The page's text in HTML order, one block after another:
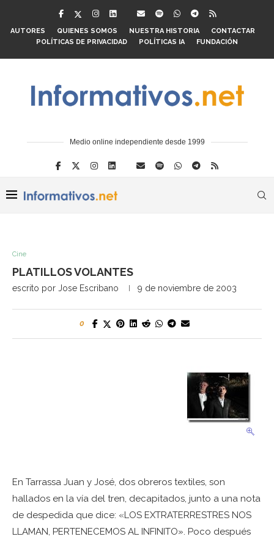
AUTORES QUIENES SOMOS NUESTRA HISTORIA
CONTACTAR
POLÍTICAS DE PRIVACIDAD
POLÍTICAS IA FUNDACIÓN
Medio online independiente desde 1999
Cine
PLATILLOS VOLANTES
escrito por Jose Escribano 9 de noviembre de 2003
0
En Tarrassa Juan y José, dos obreros textiles, son
hallados en la vía del tren, decapitados, junto a una nota
de despedida que dice: «LOS EXTRATERRESTRES NOS
LLAMAN, PERTENECEMOS AL INFINITO». Poco después